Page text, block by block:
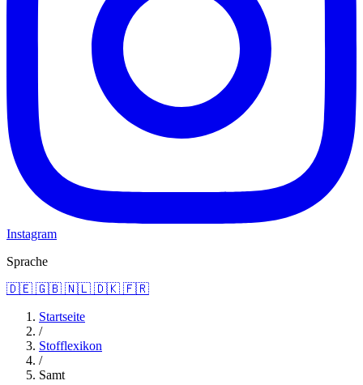
Instagram
Sprache
🇩🇪 🇬🇧 🇳🇱 🇩🇰 🇫🇷
Startseite
/
Stofflexikon
/
Samt